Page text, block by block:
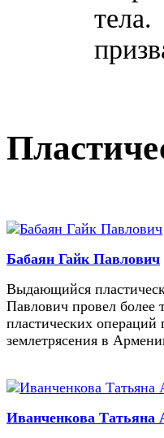
Бабаян Гайк Павлович
Выдающийся
Павлович провел более
пластических
землетрясения в
Иванченкова Татьяна